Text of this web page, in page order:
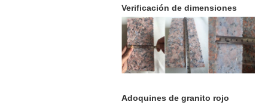
Verificación de dimensiones
Adoquines de granito rojo